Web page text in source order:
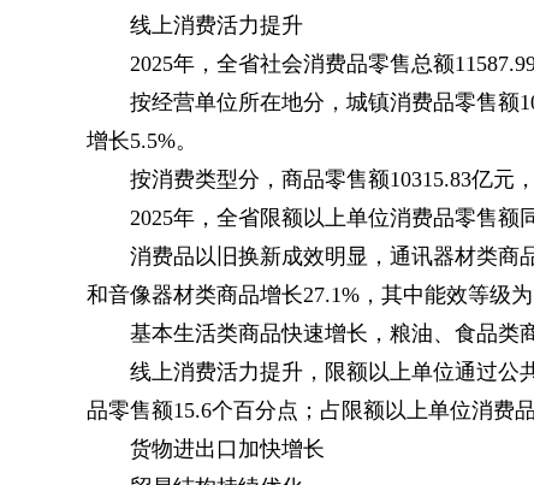
线上消费活力提升
2025年，全省社会消费品零售总额
按经营单位所在地分，城镇消费品零售额
增长5.5%。
按消费类型分，商品零售额10315.83亿元
2025年，全省限额以上单位消费品零售额
消费品以旧换新成效明显，通讯器材类商
和音像器材类商品增长27.1%，其中能效等级为
基本生活类商品快速增长，粮油、食品类
线上消费活力提升，限额以上单位通过公
品零售额15.6个百分点；占限额以上单位消费
货物进出口加快增长